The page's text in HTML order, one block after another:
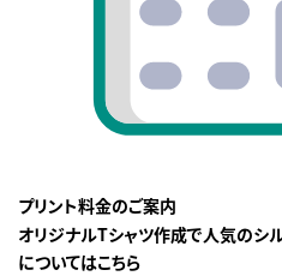
プリント料金のご案内
オリジナルTシャツ作成で人気のシ
についてはこちら